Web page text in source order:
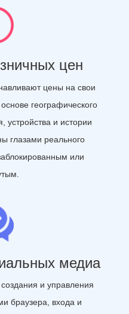
цен
цены на свои
географического
устройства и истории
глазами реального
или
медиа
и управления
браузера, входа и